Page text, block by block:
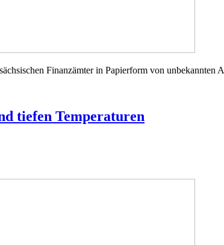
Finanzämter in Papierform von unbekannten
tiefen Temperaturen